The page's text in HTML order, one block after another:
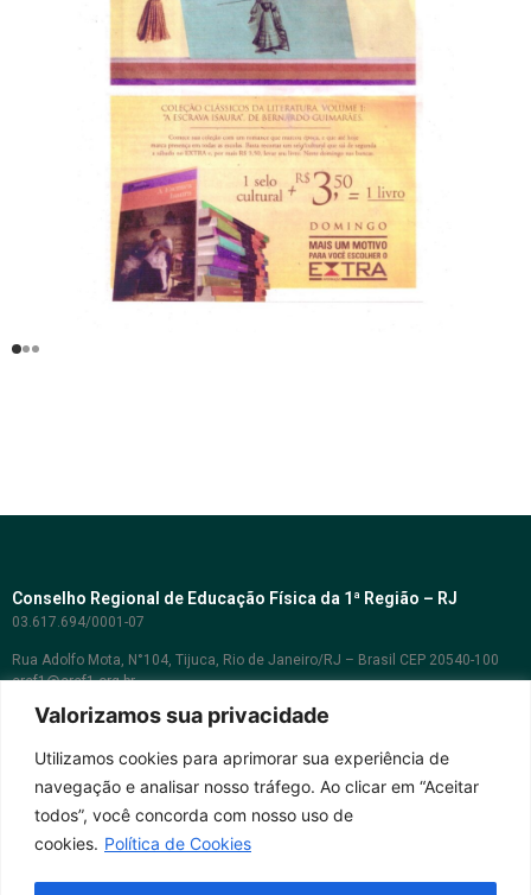
Valorizamos sua privacidade
Utilizamos cookies para aprimorar sua experiência de
navegação e analisar nosso tráfego. Ao clicar em “Aceitar
todos”, você concorda com nosso uso de
cookies. Política de Cookies
Conselho Regional de Educação Física da 1ª Região – RJ
03.617.694/0001-07
Rua Adolfo Mota, N°104, Tijuca, Rio de Janeiro/RJ – Brasil CEP 20540-100
cref1@cref1.org.br
Assessoria de comunicação:
Horários de atendimento:
Whatsapp: (21) 2569-2398